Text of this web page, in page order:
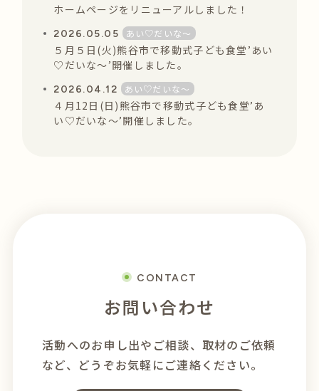
ホームページをリニューアルしました！
2026.05.05 あい♡だいな〜
５月５日(火)熊谷市で移動式子ども食堂’あい
♡だいな〜’開催しました。
2026.04.12 あい♡だいな〜
４月12日(日)熊谷市で移動式子ども食堂’あ
い♡だいな〜’開催しました。
CONTACT
お問い合わせ
活動へのお申し出やご相談、 取材のご依頼
など、どうぞお気軽にご連絡ください。